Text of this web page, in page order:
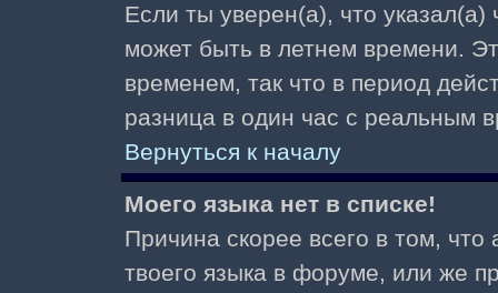
Если ты уверен(а), что
может быть в летнем времени.
временем, так что в период
разница в один час с реальным
Вернуться к началу
Моего языка нет в списке!
Причина скорее всего в том,
твоего языка в форуме, или же